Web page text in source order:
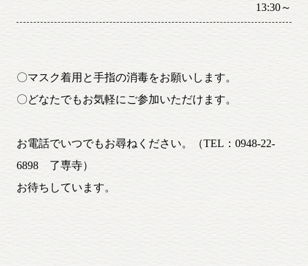
13:30～
〇マスク着用と手指の消毒をお願いします。
〇どなたでもお気軽にご参加いただけます。
お電話でいつでもお尋ねください。（TEL：0948-22-
6898 了専寺）
お待ちしています。